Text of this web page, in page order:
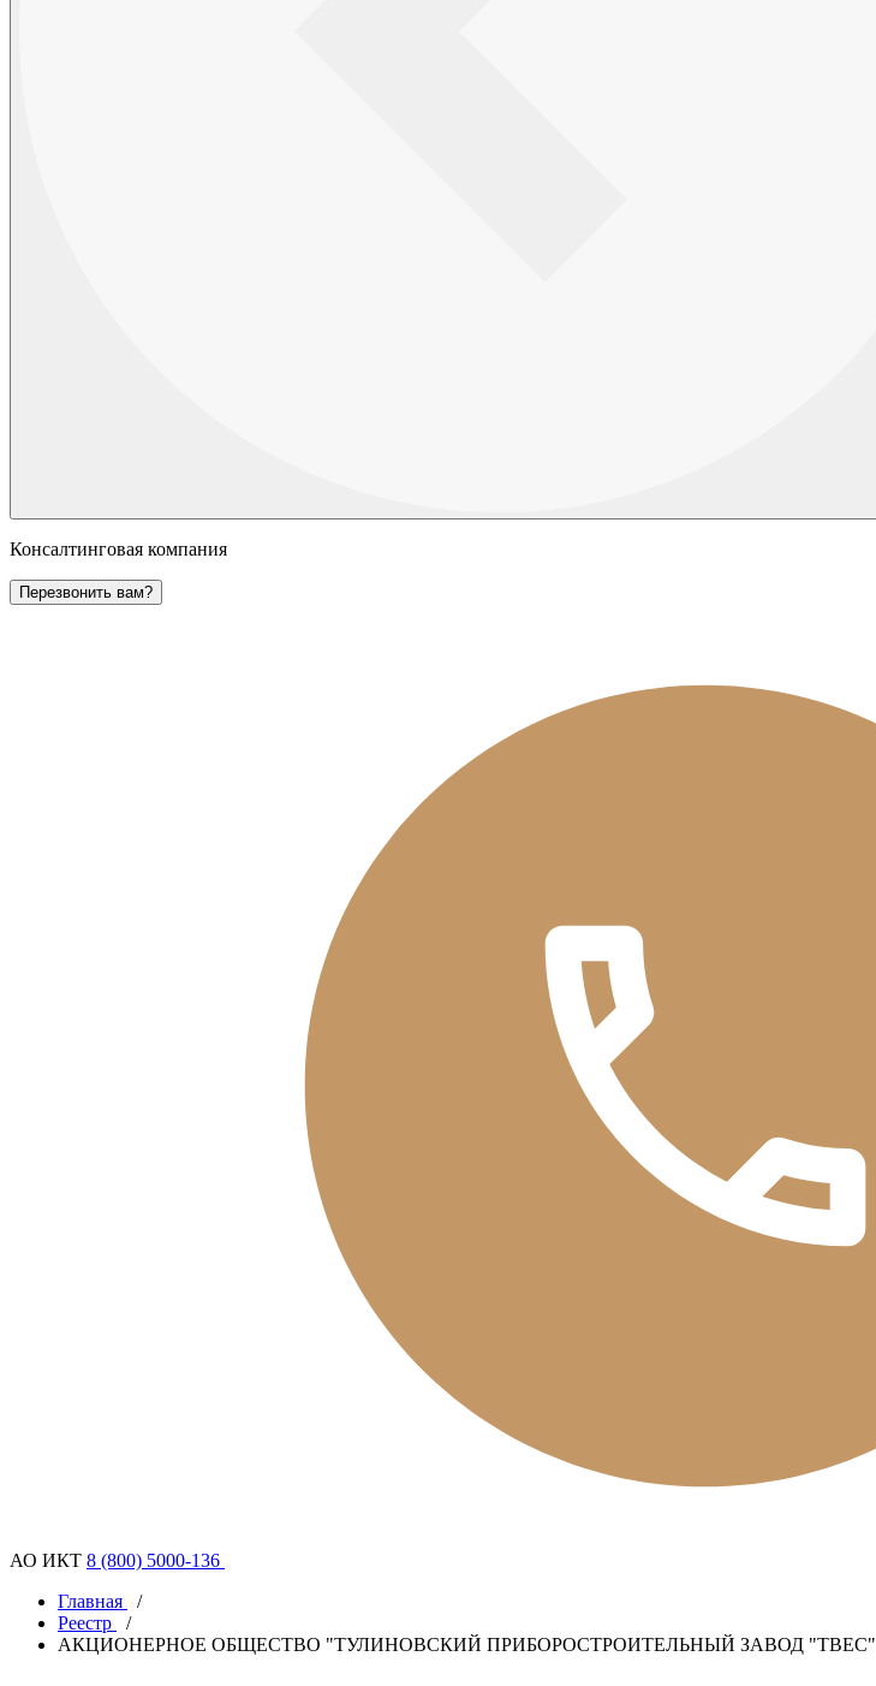
Консалтинговая компания
Перезвонить вам?
АО ИКТ 8 (800) 5000-136
Главная
/
Реестр
/
АКЦИОНЕРНОЕ ОБЩЕСТВО "ТУЛИНОВСКИЙ ПРИБОРОСТРОИТЕЛЬНЫЙ ЗАВОД "ТВЕС"